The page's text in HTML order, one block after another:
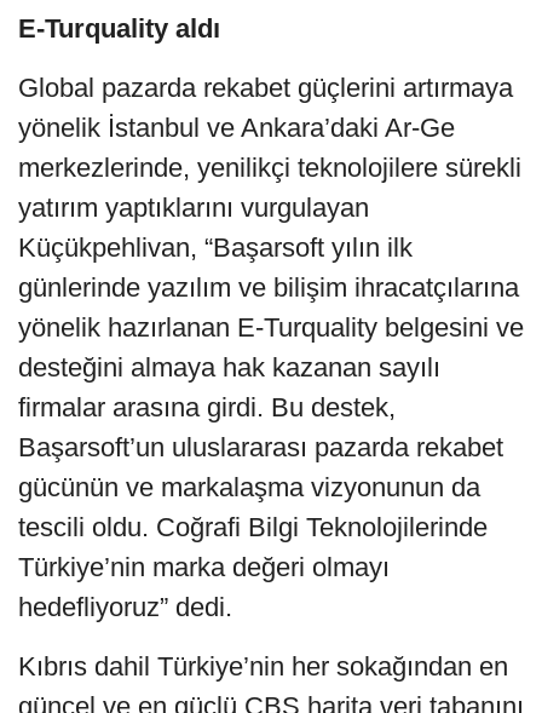
E-Turquality aldı
Global pazarda rekabet güçlerini artırmaya
yönelik İstanbul ve Ankara’daki Ar-Ge
merkezlerinde, yenilikçi teknolojilere sürekli
yatırım yaptıklarını vurgulayan
Küçükpehlivan, “Başarsoft yılın ilk
günlerinde yazılım ve bilişim ihracatçılarına
yönelik hazırlanan E-Turquality belgesini ve
desteğini almaya hak kazanan sayılı
firmalar arasına girdi. Bu destek,
Başarsoft’un uluslararası pazarda rekabet
gücünün ve markalaşma vizyonunun da
tescili oldu. Coğrafi Bilgi Teknolojilerinde
Türkiye’nin marka değeri olmayı
hedefliyoruz” dedi.
Kıbrıs dahil Türkiye’nin her sokağından en
güncel ve en güçlü CBS harita veri tabanını